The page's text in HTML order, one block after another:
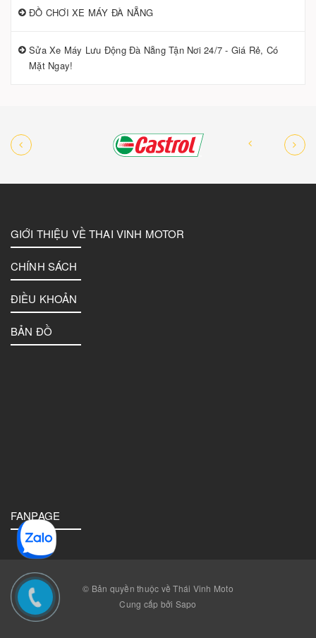
ĐỒ CHƠI XE MÁY ĐÀ NẴNG
Sửa Xe Máy Lưu Động Đà Nẵng Tận Nơi 24/7 - Giá Rẻ, Có
Mặt Ngay!
GIỚI THIỆU VỀ THAI VINH MOTOR
CHÍNH SÁCH
ĐIỀU KHOẢN
BẢN ĐỒ
FANPAGE
© Bản quyền thuộc về Thái Vinh Moto
Cung cấp bởi Sapo